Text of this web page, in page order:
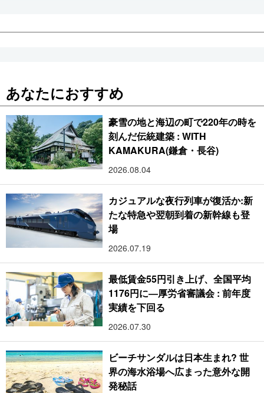
あなたにおすすめ
豪雪の地と海辺の町で220年の時を
刻んだ伝統建築 : WITH
KAMAKURA(鎌倉・長谷)
2026.08.04
カジュアルな夜行列車が復活か:新
たな特急や翌朝到着の新幹線も登
場
2026.07.19
最低賃金55円引き上げ、全国平均
1176円に―厚労省審議会 : 前年度
実績を下回る
2026.07.30
ビーチサンダルは日本生まれ? 世
界の海水浴場へ広まった意外な開
発秘話